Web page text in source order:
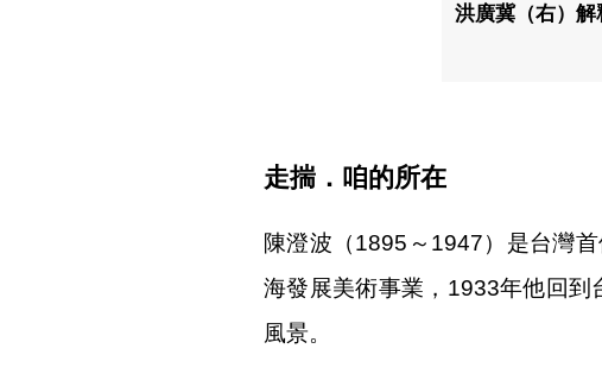
洪廣冀（右）
走揣．咱的所在
陳澄波（1895～1947）是台灣
海發展美術事業，1933年他回
風景。